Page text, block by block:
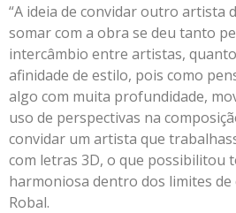
“A ideia de convidar outro artista
somar com a obra se deu tanto
intercâmbio entre artistas,
afinidade de estilo, pois como
algo com muita profundidade,
uso de perspectivas na
convidar um artista que
com letras 3D, o que possibilitou
harmoniosa dentro dos limites de
Robal.